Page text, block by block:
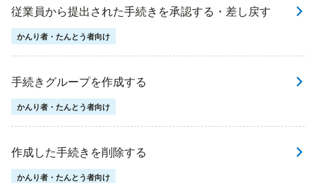
従業員から提出された手続きを承認する・差し戻す
かんり者・たんとう者向け
手続きグループを作成する
かんり者・たんとう者向け
作成した手続きを削除する
かんり者・たんとう者向け